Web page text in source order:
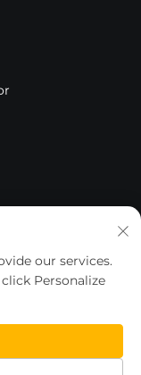
লিবেই গ্রাম
our services.
Personalize